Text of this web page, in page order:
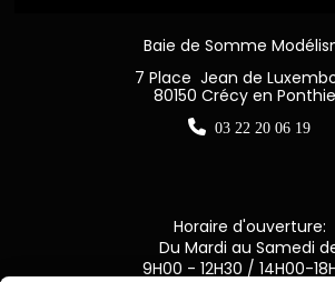
Baie de Somme
7 Place Jean de
80150 Crécy en
 03 22 20 06 19
Horaire d'ouverture:
Du Mardi au Samedi
9H00 - 12H30 / 14H00-